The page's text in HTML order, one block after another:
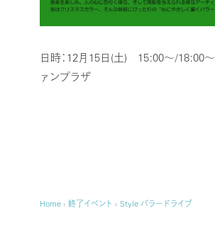
日時：12月15日(土) 15:00～/18:00～
ァンプラザ
Home › 終了イベント › Style バラードライブ